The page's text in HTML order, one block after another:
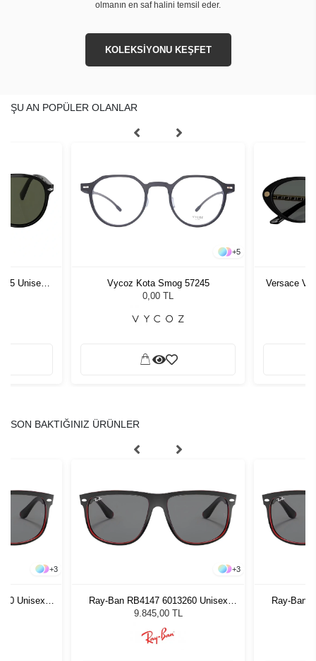
olmanın en saf halini temsil eder.
KOLEKSİYONU KEŞFET
ŞU AN POPÜLER OLANLAR
55 Unisex
+5
Vycoz Kota Smog 57245
0,00 TL
Versace
SON BAKTIĞINIZ ÜRÜNLER
+3
Unisex
+3
Ray-Ban RB4147 6013260 Unisex
Güneş Gözlüğü
9.845,00 TL
Ray-Ban